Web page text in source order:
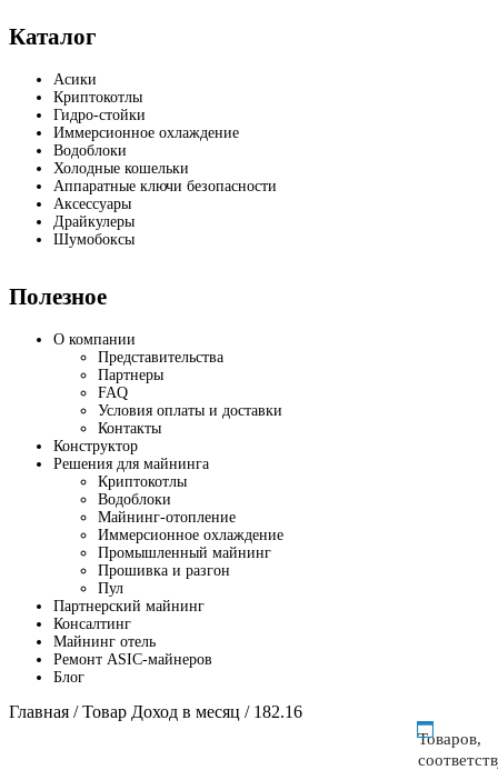
Каталог
Асики
Криптокотлы
Гидро-стойки
Иммерсионное охлаждение
Водоблоки
Холодные кошельки
Аппаратные ключи безопасности
Аксессуары
Драйкулеры
Шумобоксы
Полезное
О компании
Представительства
Партнеры
FAQ
Условия оплаты и доставки
Контакты
Конструктор
Решения для майнинга
Криптокотлы
Водоблоки
Майнинг-отопление
Иммерсионное охлаждение
Промышленный майнинг
Прошивка и разгон
Пул
Партнерский майнинг
Консалтинг
Майнинг отель
Ремонт ASIC-майнеров
Блог
Главная / Товар Доход в месяц / 182.16
Товаров,